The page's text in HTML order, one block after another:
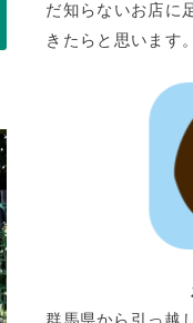
だ知らないお店に
きたらと思います。
群馬県から引っ越